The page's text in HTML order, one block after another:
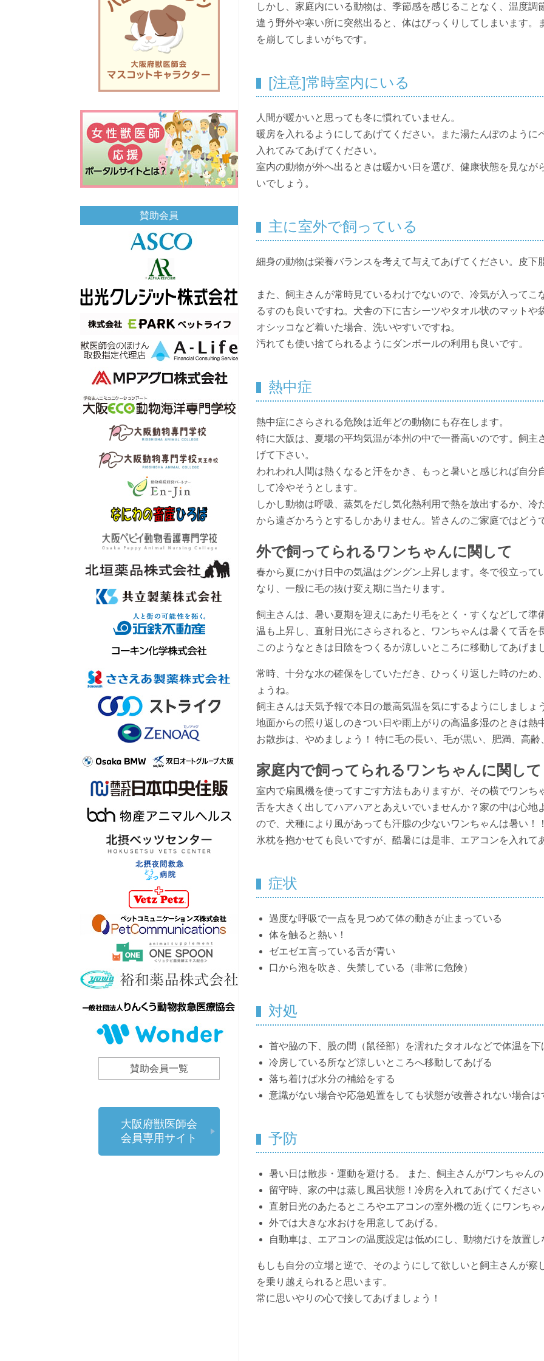
賛助会員
賛助会員一覧
大阪府獣医師会
会員専用サイト
しかし、家庭内にいる動物は、季節感を感じることなく、温度
違う野外や寒い所に突然出ると、体はびっくりしてしまいます。
を崩してしまいがちです。
[注意]常時室内にいる
人間が暖かいと思っても冬に慣れていません。
暖房を入れるようにしてあげてください。また湯たんぽのように
入れてみてあげてください。
室内の動物が外へ出るときは暖かい日を選び、健康状態を見なが
いでしょう。
主に室外で飼っている
細身の動物は栄養バランスを考えて与えてあげてください。皮下
また、飼主さんが常時見ているわけでないので、冷気が入って
るすのも良いですね。犬舎の下に古シーツやタオル状のマット
オシッコなど着いた場合、洗いやすいですね。
汚れても使い捨てられるようにダンボールの利用も良いです。
熱中症
熱中症にさらされる危険は近年どの動物にも存在します。
特に大阪は、夏場の平均気温が本州の中で一番高いのです。飼主
げて下さい。
われわれ人間は熱くなると汗をかき、もっと暑いと感じれば自分
して冷やそうとします。
しかし動物は呼吸、蒸気をだし気化熱利用で熱を放出するか、
から遠ざかろうとするしかありません。皆さんのご家庭ではどう
外で飼ってられるワンちゃんに関して
春から夏にかけ日中の気温はグングン上昇します。冬で役立って
なり、一般に毛の抜け変え期に当たります。
飼主さんは、暑い夏期を迎えにあたり毛をとく・すくなどして準
温も上昇し、直射日光にさらされると、ワンちゃんは暑くて舌を
このようなときは日陰をつくるか涼しいところに移動してあげま
常時、十分な水の確保をしていただき、ひっくり返した時のため
ょうね。
飼主さんは天気予報で本日の最高気温を気にするようにしましょ
地面からの照り返しのきつい日や雨上がりの高温多湿のときは熱
お散歩は、やめましょう！ 特に毛の長い、毛が黒い、肥満、高
家庭内で飼ってられるワンちゃんに関して
室内で扇風機を使ってすごす方法もありますが、その横でワンち
舌を大きく出してハアハアとあえいでいませんか？家の中は心地
ので、犬種により風があっても汗腺の少ないワンちゃんは暑い！
氷枕を抱かせても良いですが、酷暑には是非、エアコンを入れて
症状
過度な呼吸で一点を見つめて体の動きが止まっている
体を触ると熱い！
ゼエゼエ言っている舌が青い
口から泡を吹き、失禁している（非常に危険）
対処
首や脇の下、股の間（鼠径部）を濡れたタオルなどで体温を下
冷房している所など涼しいところへ移動してあげる
落ち着けば水分の補給をする
意識がない場合や応急処置をしても状態が改善されない場合
予防
暑い日は散歩・運動を避ける。 また、飼主さんがワンちゃん
留守時、家の中は蒸し風呂状態！冷房を入れてあげてください
直射日光のあたるところやエアコンの室外機の近くにワンち
外では大きな水おけを用意してあげる。
自動車は、エアコンの温度設定は低めにし、動物だけを放置し
もしも自分の立場と逆で、そのようにして欲しいと飼主さんが
を乗り越えられると思います。
常に思いやりの心で接してあげましょう！